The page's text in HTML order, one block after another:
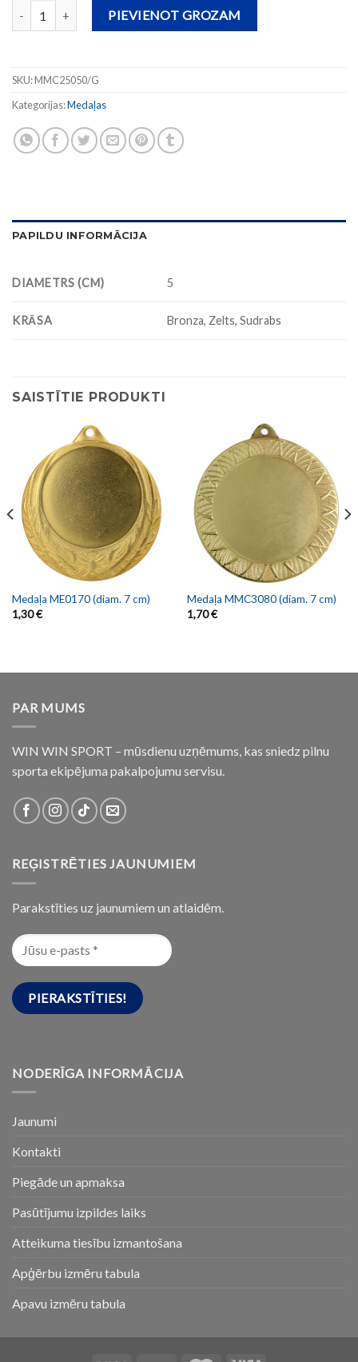
Medaļa MMC25050 (diam. 5 cm) daudzums
PIEVIENOT GROZAM
SKU:MMC25050/G
Kategorijas:Medaļas
PAPILDU INFORMĀCIJA
DIAMETRS (CM) 5
KRĀSA Bronza, Zelts, Sudrabs
SAISTĪTIE PRODUKTI
Medaļa ME0170 (diam. 7 cm)
1,30€
Medaļa MMC3080 (diam. 7 cm)
1,70€
PAR MUMS
WIN WIN SPORT – mūsdienu uzņēmums, kas sniedz pilnu
sporta ekipējuma pakalpojumu servisu.
REĢISTRĒTIES JAUNUMIEM
Parakstīties uz jaunumiem un atlaidēm.
NODERĪGA INFORMĀCIJA
Jaunumi
Kontakti
Piegāde un apmaksa
Pasūtījumu izpildes laiks
Atteikuma tiesību izmantošana
Apģērbu izmēru tabula
Apavu izmēru tabula